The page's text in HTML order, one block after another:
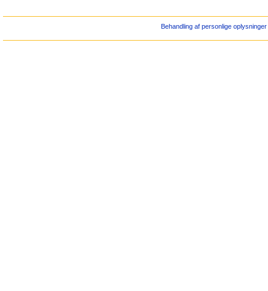
Behandling af personlige oplysninger